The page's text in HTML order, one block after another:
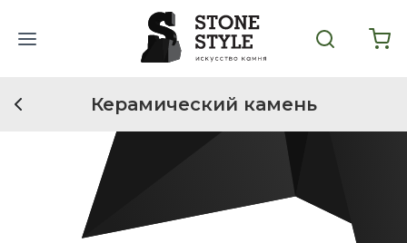
Керамический камень